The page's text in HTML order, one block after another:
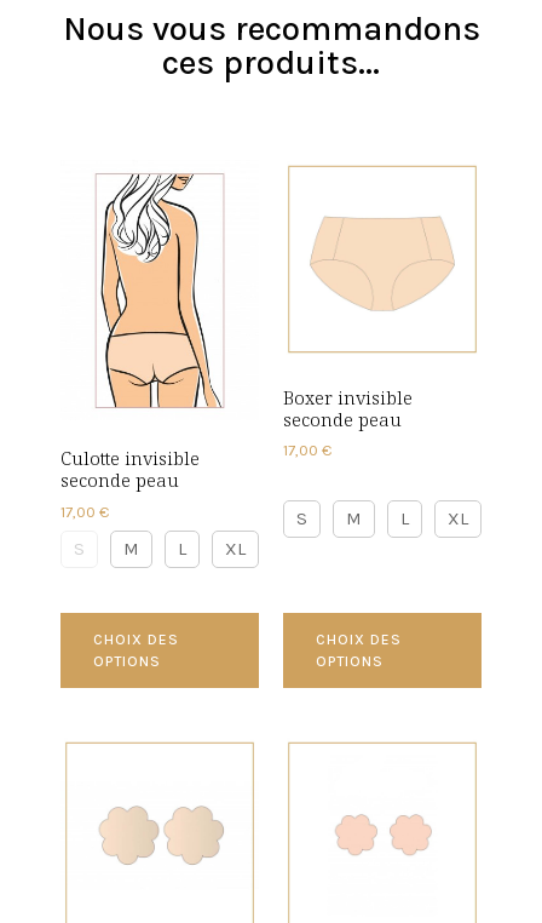
Nous vous recommandons
ces produits...
Culotte invisible
seconde peau
17,00 €
S M L XL
CHOIX DES
OPTIONS
Boxer invisible
seconde peau
17,00 €
S M L XL
CHOIX DES
OPTIONS